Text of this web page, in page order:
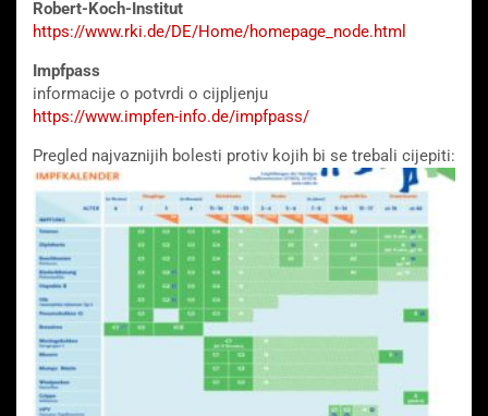
Robert-Koch-Institut
https://www.rki.de/DE/Home/homepage_node.html
Impfpass
informacije o potvrdi o cijpljenju
https://www.impfen-info.de/impfpass/
Pregled najvaznijih bolesti protiv kojih bi se trebali cijepiti: